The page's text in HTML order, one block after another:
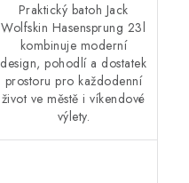
Praktický batoh Jack
Wolfskin Hasensprung 23l
kombinuje moderní
design, pohodlí a dostatek
prostoru pro každodenní
život ve městě i víkendové
výlety.